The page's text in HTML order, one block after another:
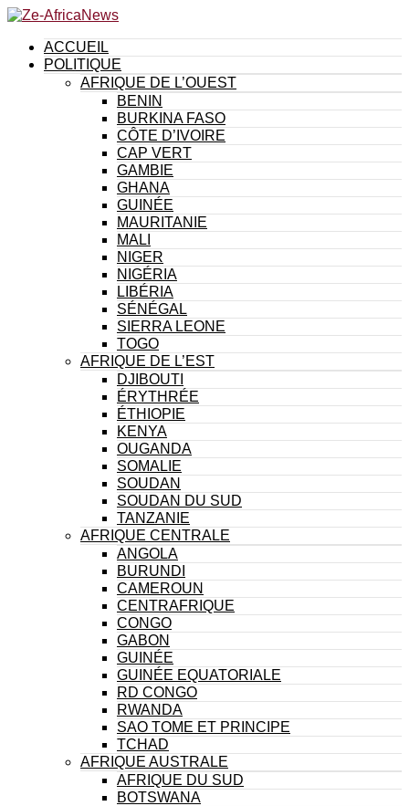
ACCUEIL
POLITIQUE
AFRIQUE DE L’OUEST
BENIN
BURKINA FASO
CÔTE D’IVOIRE
CAP VERT
GAMBIE
GHANA
GUINÉE
MAURITANIE
MALI
NIGER
NIGÉRIA
LIBÉRIA
SÉNÉGAL
SIERRA LEONE
TOGO
AFRIQUE DE L’EST
DJIBOUTI
ÉRYTHRÉE
ÉTHIOPIE
KENYA
OUGANDA
SOMALIE
SOUDAN
SOUDAN DU SUD
TANZANIE
AFRIQUE CENTRALE
ANGOLA
BURUNDI
CAMEROUN
CENTRAFRIQUE
CONGO
GABON
GUINÉE
GUINÉE EQUATORIALE
RD CONGO
RWANDA
SAO TOME ET PRINCIPE
TCHAD
AFRIQUE AUSTRALE
AFRIQUE DU SUD
BOTSWANA